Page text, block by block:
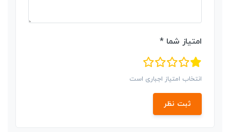
امتیاز شما *
انتخاب امتیاز اجباری است
ثبت نظر